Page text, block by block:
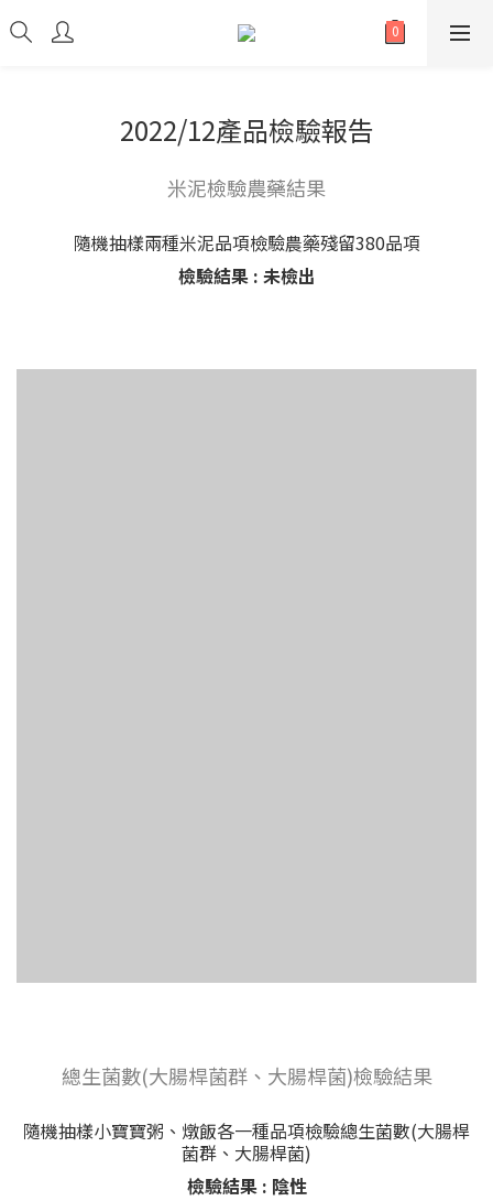
2022/12產品檢驗報告
米泥檢驗農藥結果
隨機抽樣兩種米泥品項檢驗農藥殘留380品項
檢驗結果 : 未檢出
總生菌數(大腸桿菌群、大腸桿菌)檢驗結果
隨機抽樣小寶寶粥、燉飯各一種品項檢驗總生菌數(大腸桿
菌群、大腸桿菌)
檢驗結果 : 陰性